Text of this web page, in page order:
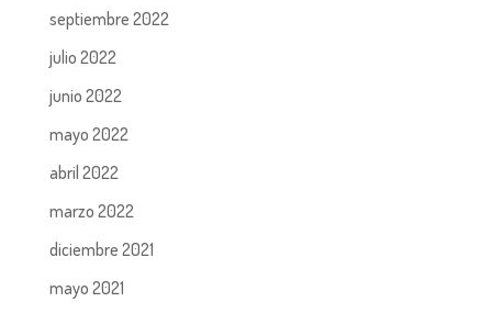
septiembre 2022
julio 2022
junio 2022
mayo 2022
abril 2022
marzo 2022
diciembre 2021
mayo 2021